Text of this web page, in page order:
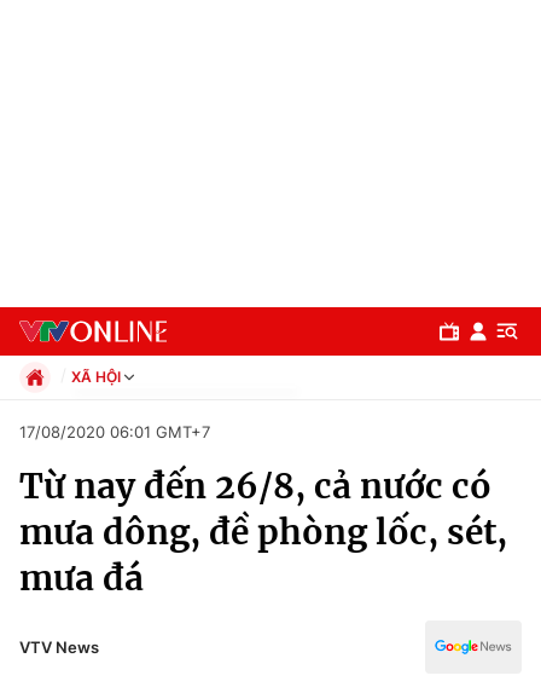
Chuyên mục
Chính trị
XÃ HỘI
Xã hội
Pháp luật
Kinh tế
Thể thao
Truyền hình
17/08/2020 06:01 GMT+7
Từ nay đến 26/8, cả nước có
mưa dông, đề phòng lốc, sét,
mưa đá
VTV News